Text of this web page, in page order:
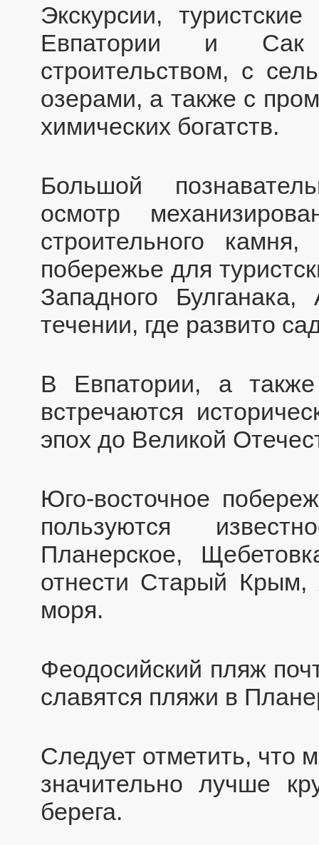
Экскурсии,
Евпатории и Сак
строительством, с
озерами, а также с
химических богатств.
Большой
осмотр
строительного
побережье для
Западного
течении, где развито
В Евпатории, а
встречаются
эпох до Великой
Юго-восточное
пользуются
Планерское,
отнести Старый Крым,
моря.
Феодосийский пляж
славятся пляжи в
Следует отметить, что
значительно лучше
берега.